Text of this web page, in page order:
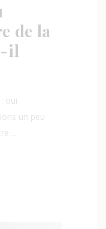
de la
il
oui
un peu